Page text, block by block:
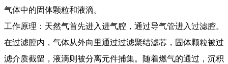
气体中的固体颗粒和液滴。
工作原理：天然气首先进入进气腔，通过导气管进入过滤腔。
在过滤腔内，气体从外向里通过过滤聚结滤芯，固体颗粒被过
滤介质截留，液滴则被分离元件捕集。随着燃气的通过，沉积